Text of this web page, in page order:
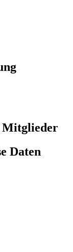
Mitglieder
Daten